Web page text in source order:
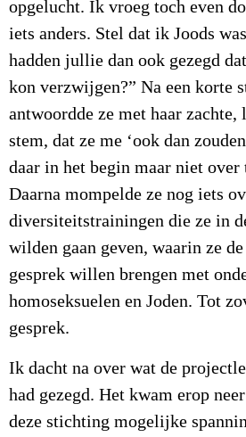
opgelucht. Ik vroeg toch even
iets anders. Stel dat ik Joods
hadden jullie dan ook gezegd
kon verzwijgen?” Na een korte
antwoordde ze met haar zachte,
stem, dat ze me ‘ook dan
daar in het begin maar niet over
Daarna mompelde ze nog iets
diversiteitstrainingen die ze in
wilden gaan geven, waarin ze
gesprek willen brengen met
homoseksuelen en Joden. Tot
gesprek.
Ik dacht na over wat de
had gezegd. Het kwam erop
deze stichting mogelijke